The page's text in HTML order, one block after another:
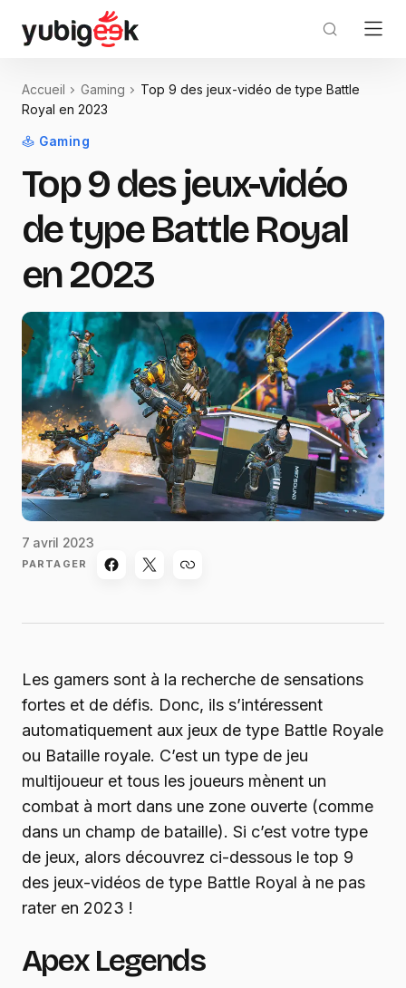
Accueil Gaming
Top 9 des jeux-vidéo de type Battle
Royal en 2023
Gaming
Top 9 des jeux-vidéo
de type Battle Royal
en 2023
7 avril 2023
PARTAGER
Les gamers sont à la recherche de sensations
fortes et de défis. Donc, ils s’intéressent
automatiquement aux jeux de type Battle Royale
ou Bataille royale. C’est un type de jeu
multijoueur et tous les joueurs mènent un
combat à mort dans une zone ouverte (comme
dans un champ de bataille). Si c’est votre type
de jeux, alors découvrez ci-dessous le top 9
des jeux-vidéos de type Battle Royal à ne pas
rater en 2023 !
Apex Legends